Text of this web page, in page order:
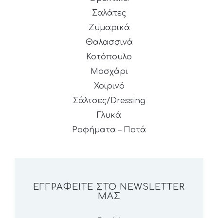
Σαλάτες
Ζυμαρικά
Θαλασσινά
Κοτόπουλο
Μοσχάρι
Χοιρινό
Σάλτσες/Dressing
Γλυκά
Ροφήματα – Ποτά
ΕΓΓΡΑΦΕΊΤΕ ΣΤΟ NEWSLETTER
ΜΑΣ